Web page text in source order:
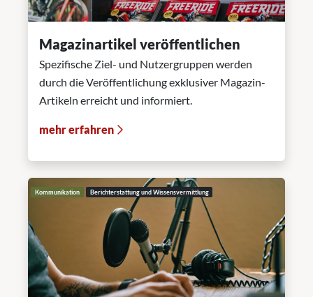
Magazinartikel veröffentlichen
Spezifische Ziel- und Nutzergruppen werden
durch die Veröffentlichung exklusiver Magazin-
Artikeln erreicht und informiert.
mehr erfahren
Kommunikation Berichterstattung und Wissensvermittlung